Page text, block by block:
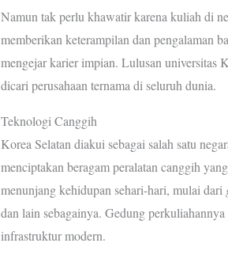
Namun tak perlu khawatir karena kuliah di
memberikan keterampilan dan pengalaman
mengejar karier impian. Lulusan universitas
dicari perusahaan ternama di seluruh dunia.
Teknologi Canggih
Korea Selatan diakui sebagai salah satu
menciptakan beragam peralatan canggih
menunjang kehidupan sehari-hari, mulai dari
dan lain sebagainya. Gedung
infrastruktur modern.